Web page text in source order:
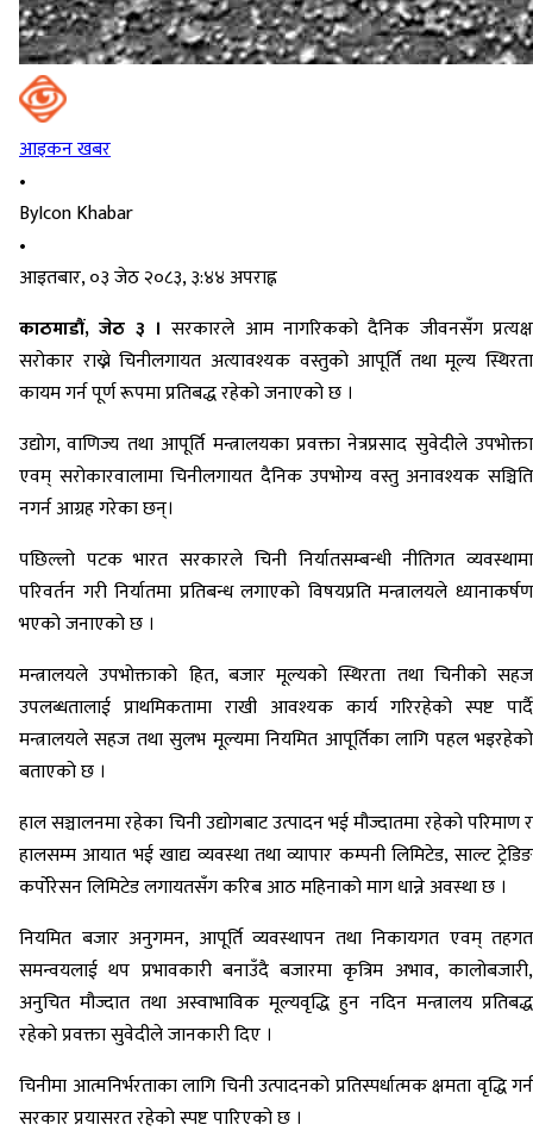
आइकन खबर
•
ByIcon Khabar
•
आइतबार, ०३ जेठ २०८३, ३:४४ अपराह्न
काठमाडौं, जेठ ३ । सरकारले आम नागरिकको दैनिक जीवनसँग प्रत्यक्ष
सरोकार राख्ने चिनीलगायत अत्यावश्यक वस्तुको आपूर्ति तथा मूल्य स्थिरता
कायम गर्न पूर्ण रूपमा प्रतिबद्ध रहेको जनाएको छ ।
उद्योग, वाणिज्य तथा आपूर्ति मन्त्रालयका प्रवक्ता नेत्रप्रसाद सुवेदीले उपभोक्ता
एवम् सरोकारवालामा चिनीलगायत दैनिक उपभोग्य वस्तु अनावश्यक सञ्चिति
नगर्न आग्रह गरेका छन्।
पछिल्लो पटक भारत सरकारले चिनी निर्यातसम्बन्धी नीतिगत व्यवस्थामा
परिवर्तन गरी निर्यातमा प्रतिबन्ध लगाएको विषयप्रति मन्त्रालयले ध्यानाकर्षण
भएको जनाएको छ ।
मन्त्रालयले उपभोक्ताको हित, बजार मूल्यको स्थिरता तथा चिनीको सहज
उपलब्धतालाई प्राथमिकतामा राखी आवश्यक कार्य गरिरहेको स्पष्ट पार्दै
मन्त्रालयले सहज तथा सुलभ मूल्यमा नियमित आपूर्तिका लागि पहल भइरहेको
बताएको छ ।
हाल सञ्चालनमा रहेका चिनी उद्योगबाट उत्पादन भई मौज्दातमा रहेको परिमाण र
हालसम्म आयात भई खाद्य व्यवस्था तथा व्यापार कम्पनी लिमिटेड, साल्ट ट्रेडिङ
कर्पोरेसन लिमिटेड लगायतसँग करिब आठ महिनाको माग धान्ने अवस्था छ ।
नियमित बजार अनुगमन, आपूर्ति व्यवस्थापन तथा निकायगत एवम् तहगत
समन्वयलाई थप प्रभावकारी बनाउँदै बजारमा कृत्रिम अभाव, कालोबजारी,
अनुचित मौज्दात तथा अस्वाभाविक मूल्यवृद्धि हुन नदिन मन्त्रालय प्रतिबद्ध
रहेको प्रवक्ता सुवेदीले जानकारी दिए ।
चिनीमा आत्मनिर्भरताका लागि चिनी उत्पादनको प्रतिस्पर्धात्मक क्षमता वृद्धि गर्न
सरकार प्रयासरत रहेको स्पष्ट पारिएको छ ।